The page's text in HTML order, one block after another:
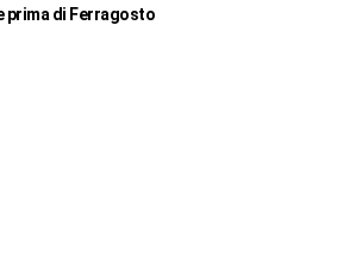
prima di Ferragosto